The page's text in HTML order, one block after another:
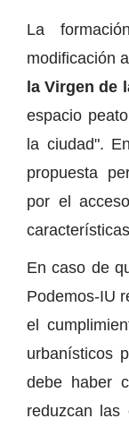
La
modificación
la Virgen de
espacio
la ciudad".
propuesta
por el
En caso de
Podemos-IU
el
urbanísticos
debe haber
reduzcan